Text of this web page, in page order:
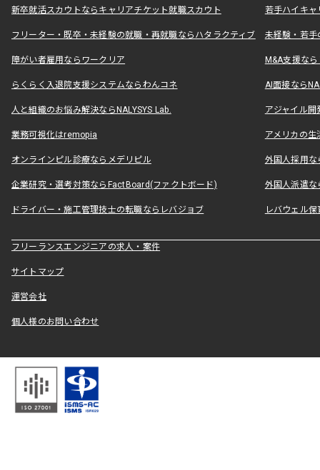
新卒就活スカウトならキャリアチケット就職スカウト 若手ハイキ
フリーター・既卒・未経験の就職・再就職ならハタラクティブ 未経験・若手
障がい者雇用ならワークリア M&A支援な
らくらく入退院支援システムならわんコネ AI面接なら
人と組織のお悩み解決ならNALYSYS Lab. アジャイル
業務可視化はremopia アメリカの
オンラインピル診療ならメデリピル 外国人採用
企業研究・選考対策ならFactBoard(ファクトボード) 外国人派遣な
ドライバー・施工管理技士の転職ならレバジョブ レバウェル
フリーランスエンジニアの求人・案件
サイトマップ
運営会社
個人様のお問い合わせ